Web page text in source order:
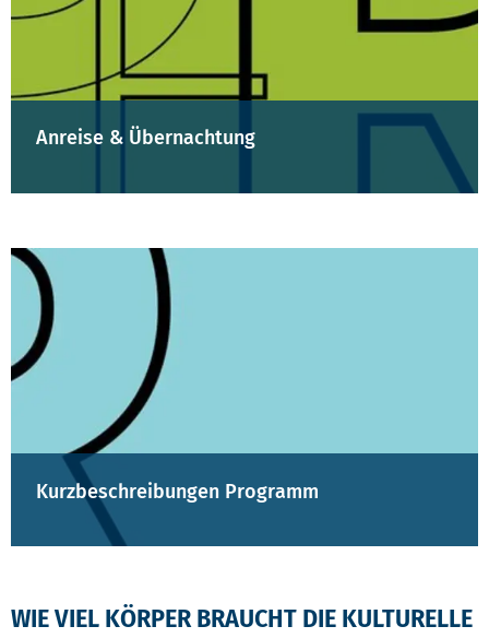
Anreise & Übernachtung
Kurzbeschreibungen Programm
WIE VIEL KÖRPER BRAUCHT DIE KULTURELLE